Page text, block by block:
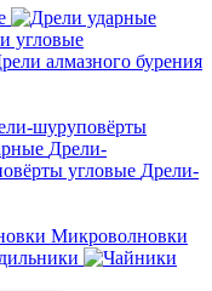
угловые
шуруповёрты
Дрели-
Дрели-
Микроволновки